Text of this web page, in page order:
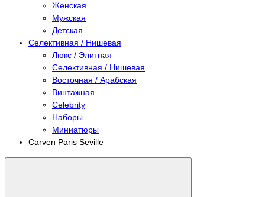
Женская
Мужская
Детская
Селективная / Нишевая
Люкс / Элитная
Селективная / Нишевая
Восточная / Арабская
Винтажная
Celebrity
Наборы
Миниатюры
Carven Paris Seville